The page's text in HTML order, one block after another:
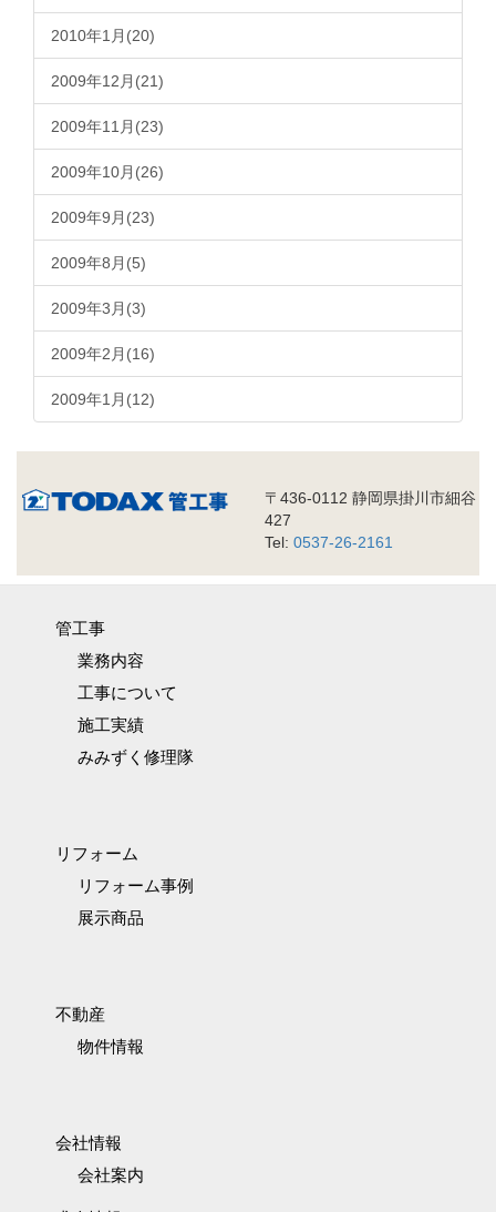
2010年1月(20)
2009年12月(21)
2009年11月(23)
2009年10月(26)
2009年9月(23)
2009年8月(5)
2009年3月(3)
2009年2月(16)
2009年1月(12)
〒436-0112 静岡県掛川市細谷
427
Tel: 0537-26-2161
管工事
業務内容
工事について
施工実績
みみずく修理隊
リフォーム
リフォーム事例
展示商品
不動産
物件情報
会社情報
会社案内